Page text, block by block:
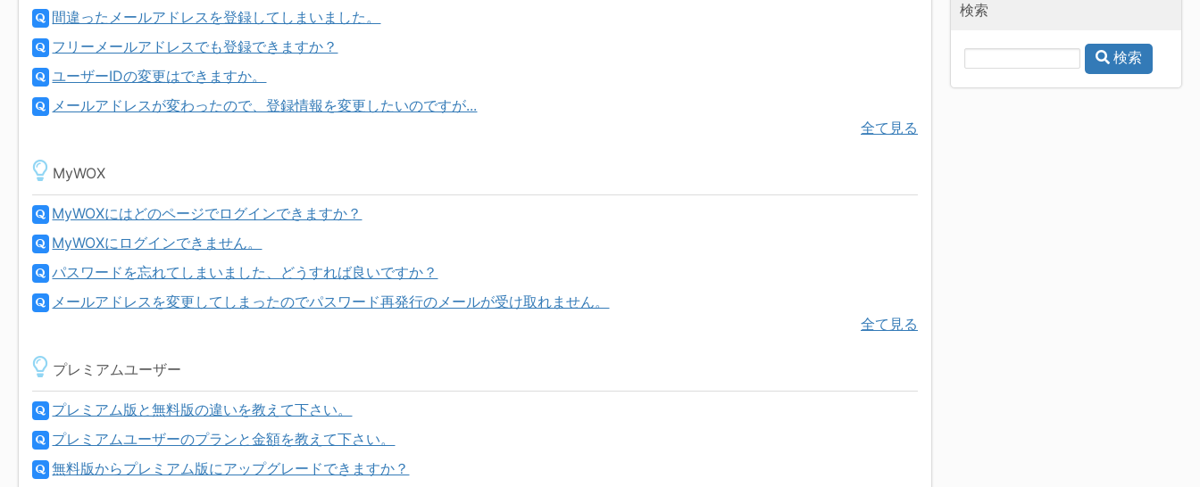
間違ったメールアドレスを登録してしまいました。
フリーメールアドレスでも登録できますか？
ユーザーIDの変更はできますか。
メールアドレスが変わったので、登録情報を変更したいのですが...
全て見る
MyWOX
MyWOXにはどのページでログインできますか？
MyWOXにログインできません。
パスワードを忘れてしまいました、どうすれば良いですか？
メールアドレスを変更してしまったのでパスワード再発行のメールが受け取れません。
全て見る
プレミアムユーザー
プレミアム版と無料版の違いを教えて下さい。
プレミアムユーザーのプランと金額を教えて下さい。
無料版からプレミアム版にアップグレードできますか？
検索
検索